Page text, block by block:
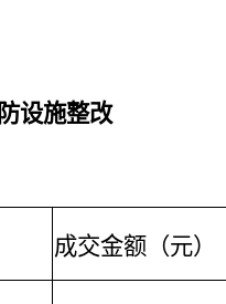
设施整改
成交金额（元）